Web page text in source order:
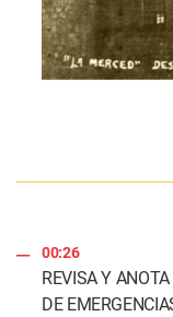
00:26
REVISA Y
DE